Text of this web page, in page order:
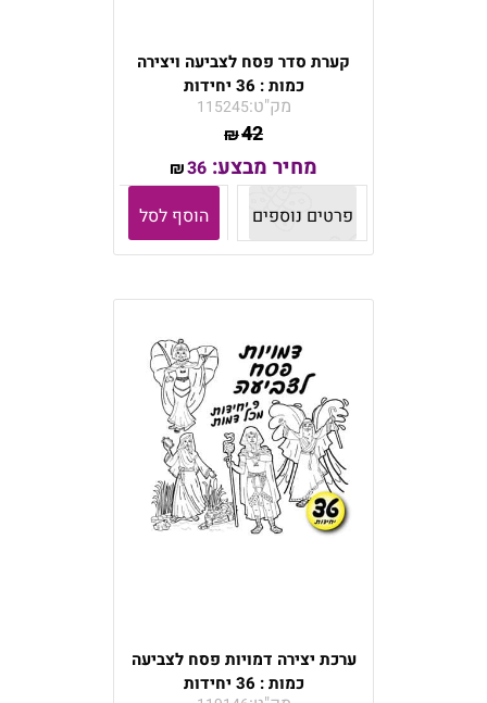
קערת סדר פסח לצביעה ויצירה
כמות : 36 יחידות
מק"ט:115245
₪42
מחיר מבצע: ₪36
פרטים נוספים
הוסף לסל
ערכת יצירה דמויות פסח לצביעה
כמות : 36 יחידות